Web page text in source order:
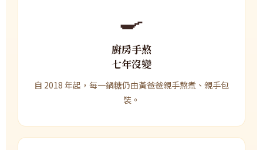
🍳
廚房手熬
七年沒變
自 2018 年起，每一鍋糖仍由黃爸爸親手熬煮、親手包
裝。